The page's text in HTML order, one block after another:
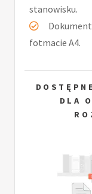
stanowisku.
fotmacie A4.
DLA